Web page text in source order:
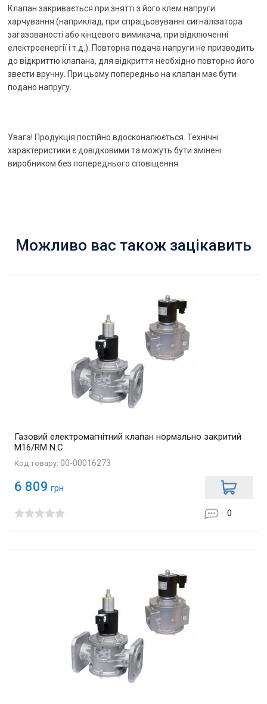
Клапан закривається при знятті з його клем напруги
харчування (наприклад, при спрацьовуванні сигналізатора
загазованості або кінцевого вимикача, при відключенні
електроенергії і т.д.). Повторна подача напруги не призводить
до відкриттю клапана, для відкриття необхідно повторно його
звести вручну. При цьому попередньо на клапан має бути
подано напругу.
Увага! Продукція постійно вдосконалюється. Технічні
характеристики є довідковими та можуть бути змінені
виробником без попереднього сповіщення.
Можливо вас також зацікавить
Газовий електромагнітний клапан нормально закритий
M16/RM N.С.
Код товару:00-00016273
6 809 грн
0